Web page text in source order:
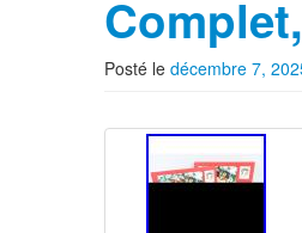
Posté le décembre 7,